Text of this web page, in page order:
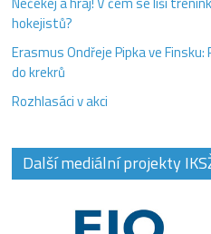
hokejistů?
Erasmus Ondřeje Pipka ve
do krekrů
Rozhlasáci v akci
Další mediální projekty